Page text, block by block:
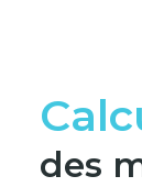
des